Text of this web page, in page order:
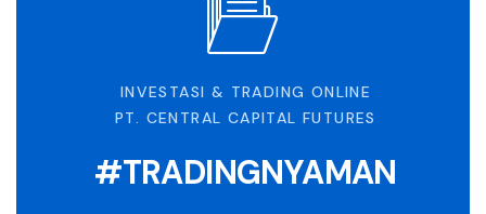
INVESTASI & TRADING ONLINE
PT. CENTRAL CAPITAL FUTURES
#TRADINGNYAMAN